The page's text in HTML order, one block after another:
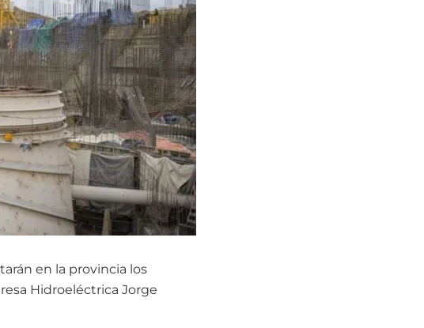
en la provincia los
Hidroeléctrica Jorge